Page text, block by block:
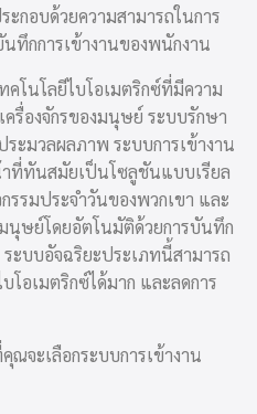
กอบด้วยความสามารถในการ
ทึกการเข้างานของพนักงาน
โนโลยีไบโอเมตริกซ์ที่มีความ
ครื่องจักรของมนุษย์ ระบบรักษา
ะมวลผลภาพ ระบบการเข้างาน
ที่ทันสมัยเป็นโซลูชันแบบเรียล
รรมประจำวันของพวกเขา และ
นุษย์โดยอัตโนมัติด้วยการบันทึก
ะบบอัจฉริยะประเภทนี้สามารถ
อเมตริกซ์ได้มาก และลดการ
ณจะเลือกระบบการเข้างาน